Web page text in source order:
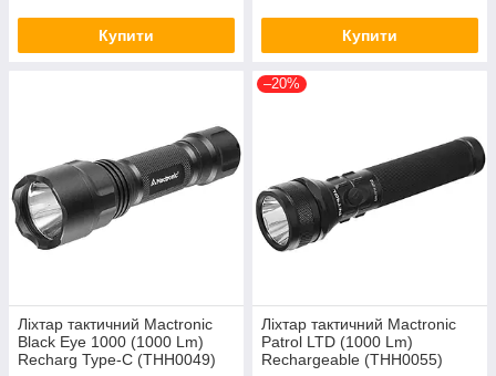
Купити Купити
Ліхтар тактичний Mactronic
Black Eye 1000 (1000 Lm)
Recharg Type-C (THH0049)
–20%
Ліхтар тактичний Mactronic
Patrol LTD (1000 Lm)
Rechargeable (THH0055)